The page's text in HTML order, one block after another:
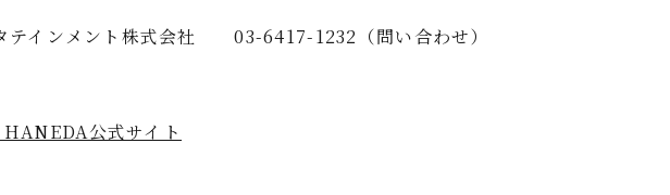
テインメント株式会社 03-6417-1232（問い合わせ）
公式サイト